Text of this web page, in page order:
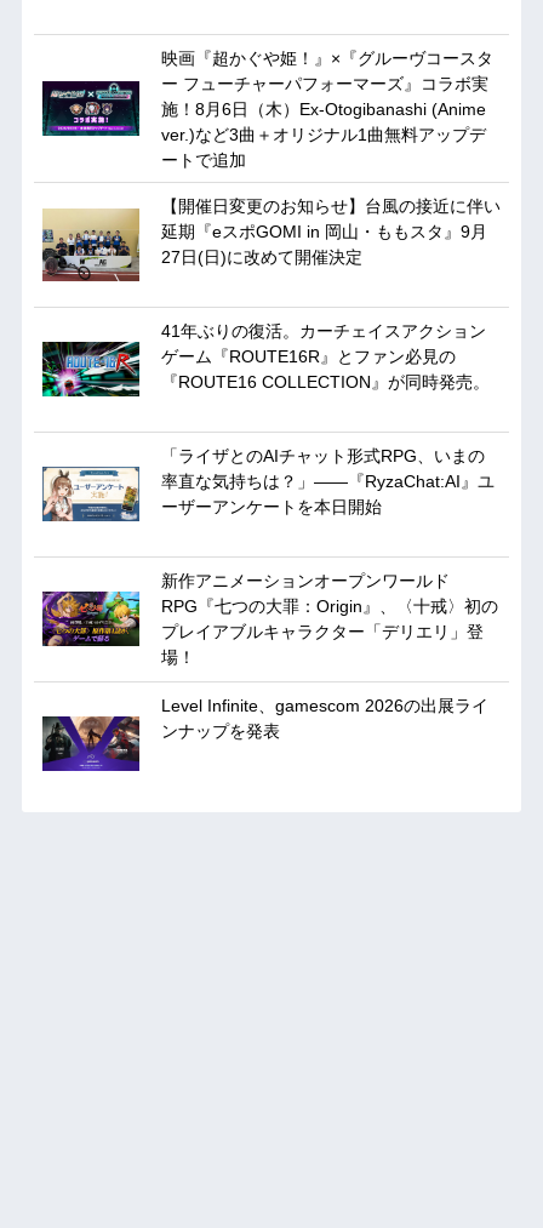
映画『超かぐや姫！』×『グルーヴコースタ
ー フューチャーパフォーマーズ』コラボ実
施！8月6日（木）Ex-Otogibanashi (Anime
ver.)など3曲＋オリジナル1曲無料アップデ
ートで追加
【開催日変更のお知らせ】台風の接近に伴い
延期『eスポGOMI in 岡山・ももスタ』9月
27日(日)に改めて開催決定
41年ぶりの復活。カーチェイスアクション
ゲーム『ROUTE16R』とファン必見の
『ROUTE16 COLLECTION』が同時発売。
「ライザとのAIチャット形式RPG、いまの
率直な気持ちは？」——『RyzaChat:AI』ユ
ーザーアンケートを本日開始
新作アニメーションオープンワールド
RPG『七つの大罪：Origin』、〈十戒〉初の
プレイアブルキャラクター「デリエリ」登
場！
Level Infinite、gamescom 2026の出展ライ
ンナップを発表